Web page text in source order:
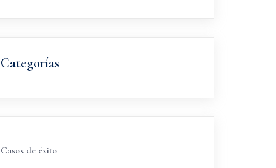
Categorías
Casos de éxito